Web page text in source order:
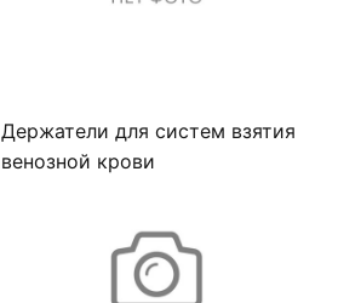
Держатели для систем взятия
венозной крови